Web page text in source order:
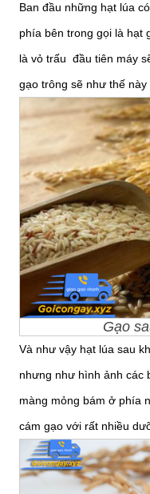
Ban đầu những hạt lúa
phía bên trong gọi là hạt
là vỏ trấu đầu tiên máy
gạo trông sẽ như thế này
Gạo
Và như vậy hạt lúa sau
nhưng như hình ảnh các
màng mỏng bám ở phía
cám gạo với rất nhiều